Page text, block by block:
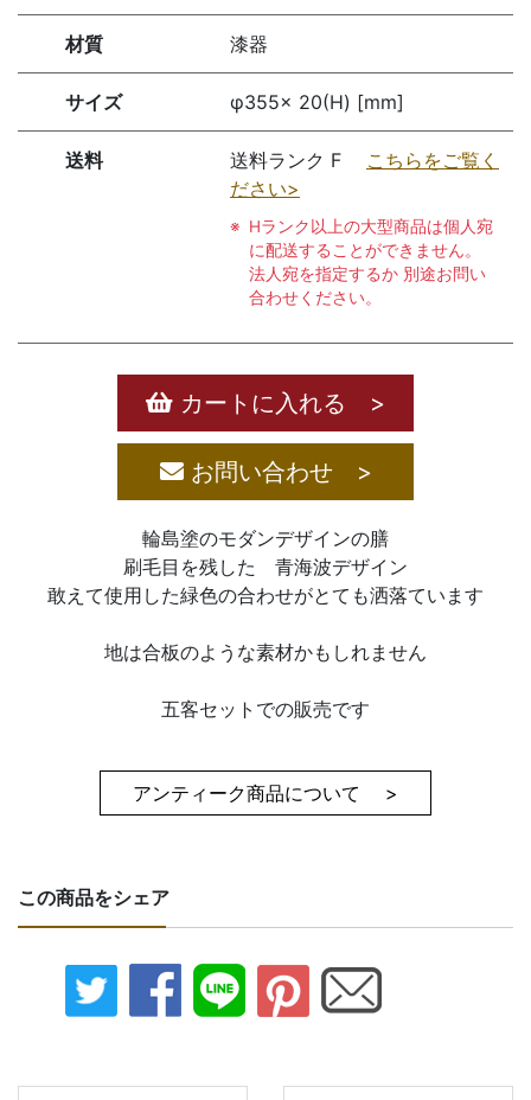
材質 漆器
サイズ φ355× 20(H) [mm]
送料 送料ランク F こちらをご覧く
ださい>
Hランク以上の大型商品は個人宛
に配送することができません。
法人宛を指定するか 別途お問い
合わせください。
カートに入れる >
お問い合わせ >
輪島塗のモダンデザインの膳
刷毛目を残した 青海波デザイン
敢えて使用した緑色の合わせがとても洒落ています
地は合板のような素材かもしれません
五客セットでの販売です
アンティーク商品について >
この商品をシェア